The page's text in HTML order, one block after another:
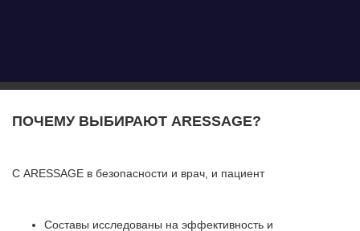
ПОЧЕМУ ВЫБИРАЮТ ARESSAGE?
С ARESSAGE в безопасности и врач, и пациент
Составы исследованы на эффективность и